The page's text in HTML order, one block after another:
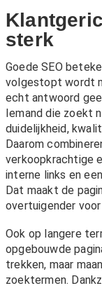
sterk
Goede SEO
volgestopt wordt
echt antwoord
Iemand die zoekt
duidelijkheid,
Daarom
verkoopkrachtige
interne links en
Dat maakt de
overtuigender
Ook op langere
opgebouwde
trekken, maar
zoektermen.